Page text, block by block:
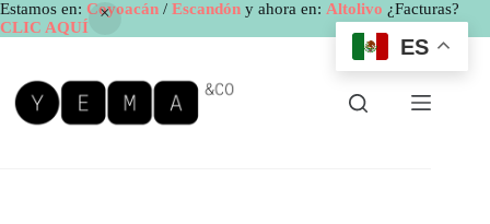
Estamos en: Coyoacán / Escandón y ahora en: Altolivo ¿Facturas?
CLIC AQUÍ
contenido
ES